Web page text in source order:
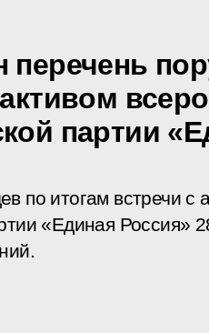
перечень
партии
по итогам встречи с
«Единая Россия»